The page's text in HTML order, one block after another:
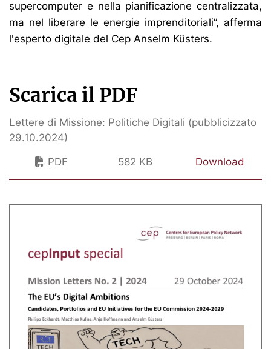
supercomputer e nella pianificazione centralizzata,
ma nel liberare le energie imprenditoriali”, afferma
l'esperto digitale del Cep Anselm Küsters.
Scarica il PDF
Lettere di Missione: Politiche Digitali (pubblicizzato
29.10.2024)
PDF
582 KB Download